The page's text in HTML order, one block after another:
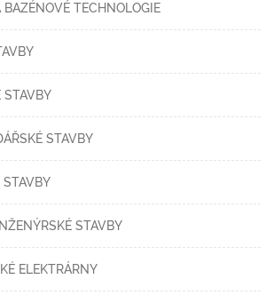
BAZÉNOVÉ TECHNOLOGIE
STAVBY
STAVBY
STAVBY
STAVBY
ELEKTRÁRNY